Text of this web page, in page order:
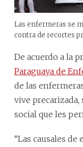
Las enfermeras se
contra de recortes
De acuerdo a la
Paraguaya de
de las
vive
social que les
“Las causales